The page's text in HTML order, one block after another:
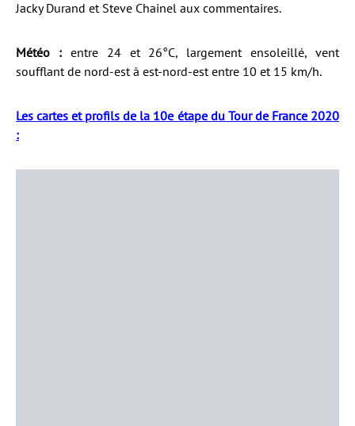
Jacky Durand et Steve Chainel aux commentaires.
Météo : entre 24 et 26°C, largement ensoleillé, vent
soufflant de nord-est à est-nord-est entre 10 et 15 km/h.
Les cartes et profils de la 10e étape du Tour de France 2020
: